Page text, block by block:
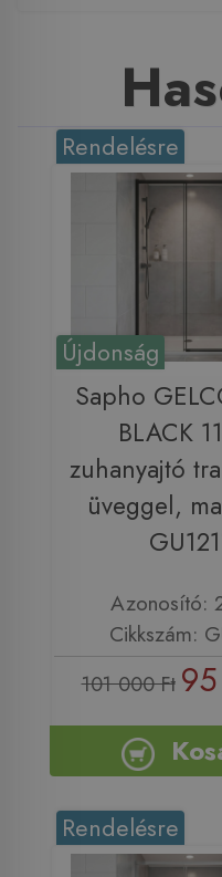
Újdonság
Rendelésre
Sapho
BLACK
zuhanyajtó
üveggel,
Azonosító:
Cikkszám:
101 000 Ft
Rendelésre